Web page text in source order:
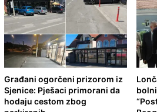
Građani ogorčeni prizorom iz
Sjenice: Pješaci primorani da
hodaju cestom zbog